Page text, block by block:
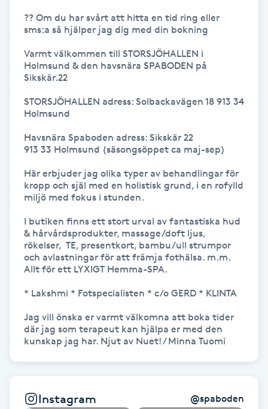
Hot yoga
Hudföryngring
Huduppstramning
Hudvård
Hyaluronsyra
Hyperhidros
Hypnos
Hårborttagning
Hårförlängning
?? Om du har svårt att hitta en tid ring eller
sms:a så hjälper jag dig med din bokning
Varmt välkommen till STORSJÖHALLEN i
Holmsund & den havsnära SPABODEN på
Sikskär.22
STORSJÖHALLEN adress: Solbackavägen 18 913 34
Holmsund
Havsnära Spaboden adress: Sikskär 22
913 33 Holmsund (säsongsöppet ca maj-sep)
Här erbjuder jag olika typer av behandlingar för
kropp och själ med en holistisk grund, i en rofylld
miljö med fokus i stunden.
I butiken finns ett stort urval av fantastiska hud
& hårvårdsprodukter, massage/doft ljus,
rökelser,  TE, presentkort, bambu/ull strumpor
och avlastningar för att främja fothälsa. m.m.
Allt för ett LYXIGT Hemma-SPA.
* Lakshmi * Fotspecialisten * c/o GERD * KLINTA
Jag vill önska er varmt välkomna att boka tider
där jag som terapeut kan hjälpa er med den
kunskap jag har. Njut av Nuet! / Minna Tuomi
Instagram @spaboden